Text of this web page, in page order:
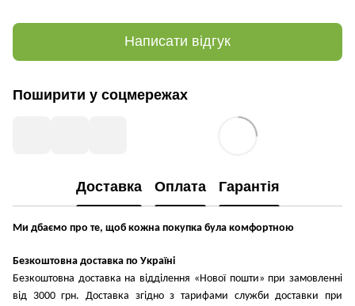
Написати відгук
Поширити у соцмережах
Доставка Оплата Гарантія
Ми дбаємо про те, щоб кожна покупка була комфортною
Безкоштовна доставка по Україні
Безкоштовна доставка на відділення «Нової пошти» при замовленні
від 3000 грн. Доставка згідно з тарифами служби доставки при